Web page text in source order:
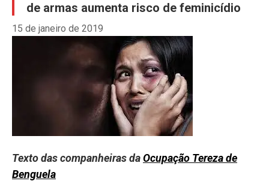
de armas aumenta risco de feminicídio
15 de janeiro de 2019
Texto das companheiras daOcupação Tereza de
Benguela